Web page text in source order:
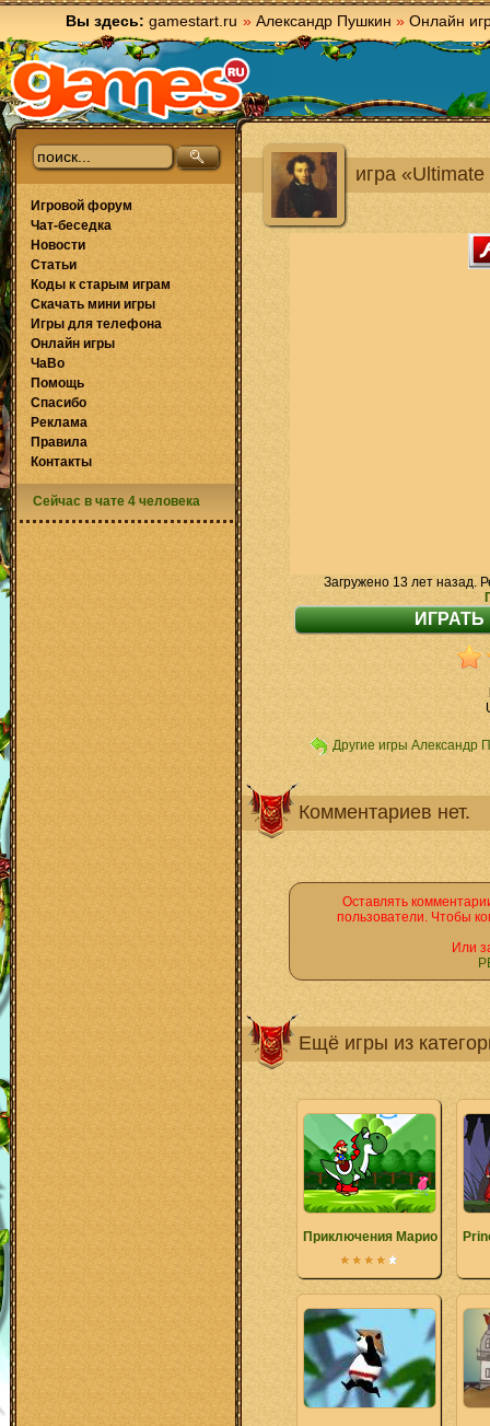
Вы здесь: gamestart.ru » Александр Пушкин » Онлайн
игра
Загружено 13 лет назад.
Другие игры Александр
Комментариев нет.
Оставлять
пользователи. Чтобы
Или
Ещё игры из
Приключения Марио и Йоши
Игровой форум
Чат-беседка
Новости
Статьи
Коды к старым играм
Скачать мини игры
Игры для телефона
Онлайн игры
ЧаВо
Помощь
Спасибо
Реклама
Правила
Контакты
Сейчас в чате 4 человека